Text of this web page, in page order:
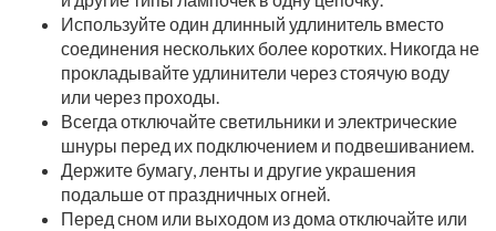
Используйте один длинный удлинитель вместо
соединения нескольких более коротких. Никогда не
прокладывайте удлинители через стоячую воду
или через проходы.
Всегда отключайте светильники и электрические
шнуры перед их подключением и подвешиванием.
Держите бумагу, ленты и другие украшения
подальше от праздничных огней.
Перед сном или выходом из дома отключайте или